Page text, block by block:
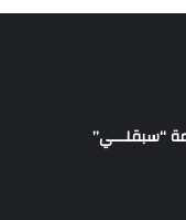
“سبقلـــي”